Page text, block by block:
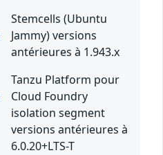
Stemcells (Ubuntu
Jammy) versions
antérieures à 1.943.x
Tanzu Platform pour
Cloud Foundry
isolation segment
versions antérieures à
6.0.20+LTS-T